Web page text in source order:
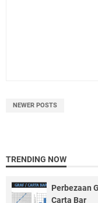
NEWER POSTS
TRENDING NOW
Perbezaan
Carta Bar